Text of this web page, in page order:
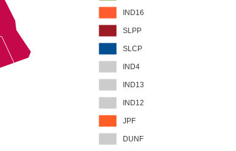
IND16
SLPP
SLCP
IND4
IND13
IND12
JPF
DUNF